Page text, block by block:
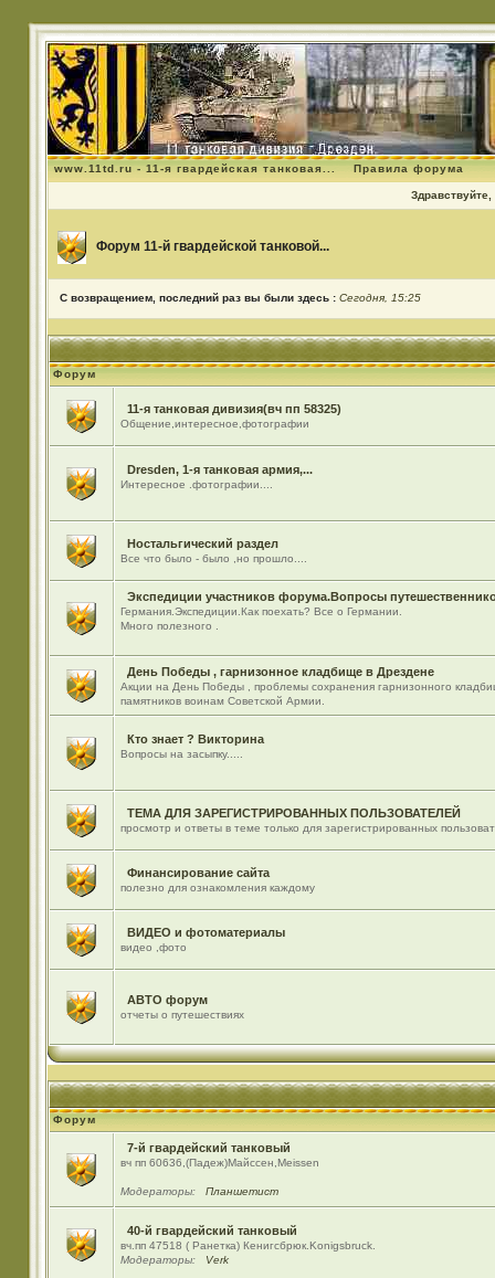
www.11td.ru - 11-я гвардейская танковая... Правила форума
Здравствуйте,
Форум 11-й гвардейской танковой...
С возвращением, последний раз вы были здесь : Сегодня, 15:25
Форум
11-я танковая дивизия(вч пп 58325)
Общение,интересное,фотографии
Dresden, 1-я танковая армия,...
Интересное .фотографии....
Ностальгический раздел
Все что было - было ,но прошло....
Экспедиции участников форума.Вопросы
Германия.Экспедиции.Как поехать? Все о Германии.
Много полезного .
День Победы , гарнизонное кладбище в Дрездене
Акции на День Победы , проблемы сохранения гарнизонного
памятников воинам Советской Армии.
Кто знает ? Викторина
Вопросы на засыпку.....
ТЕМА ДЛЯ ЗАРЕГИСТРИРОВАННЫХ ПОЛЬЗОВАТЕЛЕЙ
просмотр и ответы в теме только для зарегистрированных
Финансирование сайта
полезно для ознакомления каждому
ВИДЕО и фотоматериалы
видео ,фото
АВТО форум
отчеты о путешествиях
Форум
7-й гвардейский танковый
вч пп 60636,(Падеж)Майсcен,Meissen
Модераторы: Планшетист
40-й гвардейский танковый
вч.пп 47518 ( Ранетка) Кенигсбрюк.Konigsbruck.
Модераторы:
Verk